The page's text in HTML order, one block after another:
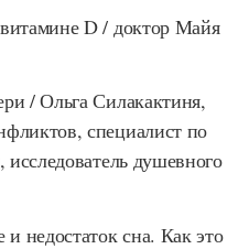
D / доктор Майя
/ Ольга Силакактиня,
специалист по
исследователь душевного
и недостаток сна. Как это